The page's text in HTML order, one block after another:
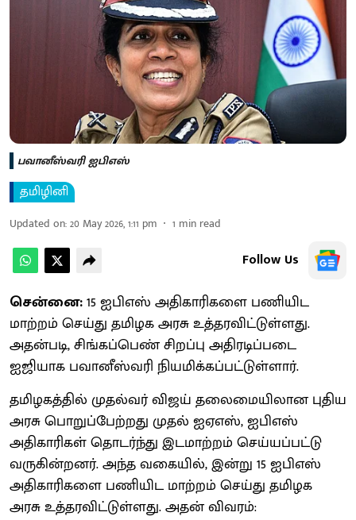
பவானீஸ்வரி ஐபிஎஸ்
தமிழினி
Updated on:20 May 2026, 1:11 pm 1 min read
Follow Us
சென்னை:15 ஐபிஎஸ் அதிகாரிகளை பணியிட
மாற்றம் செய்து தமிழக அரசு உத்தரவிட்டுள்ளது.
அதன்படி, சிங்கப்பெண் சிறப்பு அதிரடிப்படை
ஐஜியாக பவானீஸ்வரி நியமிக்கப்பட்டுள்ளார்.
தமிழகத்தில் முதல்வர் விஜய் தலைமையிலான புதிய
அரசு பொறுப்பேற்றது முதல் ஐஏஎஸ், ஐபிஎஸ்
அதிகாரிகள் தொடர்ந்து இடமாற்றம் செய்யப்பட்டு
வருகின்றனர். அந்த வகையில், இன்று 15 ஐபிஎஸ்
அதிகாரிகளை பணியிட மாற்றம் செய்து தமிழக
அரசு உத்தரவிட்டுள்ளது. அதன் விவரம்: